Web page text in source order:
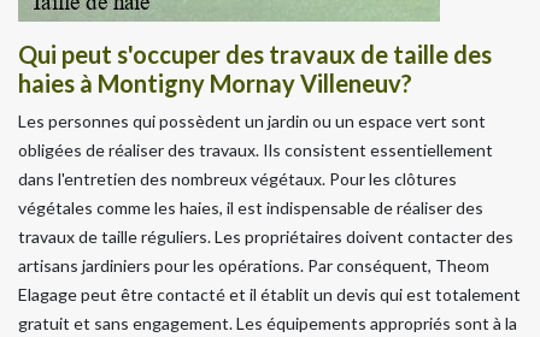
Qui peut s'occuper des travaux de taille des
haies à Montigny Mornay Villeneuv?
Les personnes qui possèdent un jardin ou un espace vert sont
obligées de réaliser des travaux. Ils consistent essentiellement
dans l'entretien des nombreux végétaux. Pour les clôtures
végétales comme les haies, il est indispensable de réaliser des
travaux de taille réguliers. Les propriétaires doivent contacter des
artisans jardiniers pour les opérations. Par conséquent, Theom
Elagage peut être contacté et il établit un devis qui est totalement
gratuit et sans engagement. Les équipements appropriés sont à la